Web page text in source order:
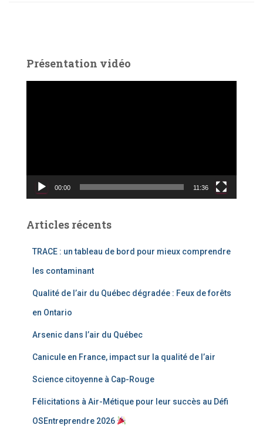
Présentation vidéo
v
o
00:00 11:36
Articles récents
TRACE : un tableau de bord pour mieux comprendre
les contaminant
Qualité de l’air du Québec dégradée : Feux de forêts
en Ontario
Arsenic dans l’air du Québec
Canicule en France, impact sur la qualité de l’air
Science citoyenne à Cap-Rouge
Félicitations à Air-Métique pour leur succès au Défi
OSEntreprendre 2026